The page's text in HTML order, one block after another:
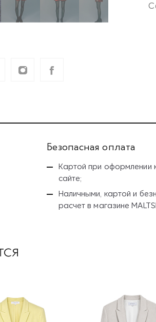
Безопасная оплата
Картой при оформлении
сайте;
Наличными, картой и
расчетв магазине